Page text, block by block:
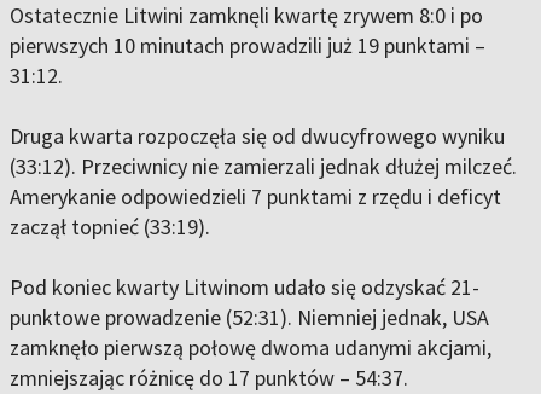
Ostatecznie Litwini zamknęli kwartę zrywem 8:0 i po
pierwszych 10 minutach prowadzili już 19 punktami –
31:12.
Druga kwarta rozpoczęła się od dwucyfrowego wyniku
(33:12). Przeciwnicy nie zamierzali jednak dłużej milczeć.
Amerykanie odpowiedzieli 7 punktami z rzędu i deficyt
zaczął topnieć (33:19).
Pod koniec kwarty Litwinom udało się odzyskać 21-
punktowe prowadzenie (52:31). Niemniej jednak, USA
zamknęło pierwszą połowę dwoma udanymi akcjami,
zmniejszając różnicę do 17 punktów – 54:37.